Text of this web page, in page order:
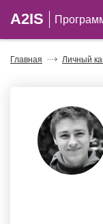
A2IS
Главная Личный